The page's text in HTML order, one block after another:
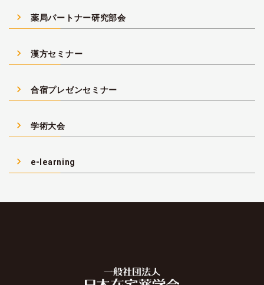
navigate_next 薬局パートナー研究部会
navigate_next 漢方セミナー
navigate_next 合宿プレゼンセミナー
navigate_next 学術大会
navigate_next e-learning